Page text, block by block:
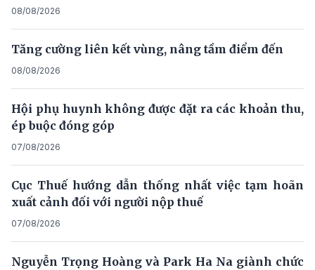
08/08/2026
Tăng cường liên kết vùng, nâng tầm điểm đến
08/08/2026
Hội phụ huynh không được đặt ra các khoản thu,
ép buộc đóng góp
07/08/2026
Cục Thuế hướng dẫn thống nhất việc tạm hoãn
xuất cảnh đối với người nộp thuế
07/08/2026
Nguyễn Trọng Hoàng và Park Ha Na giành chức